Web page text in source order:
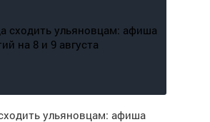
ульяновцам: афиша